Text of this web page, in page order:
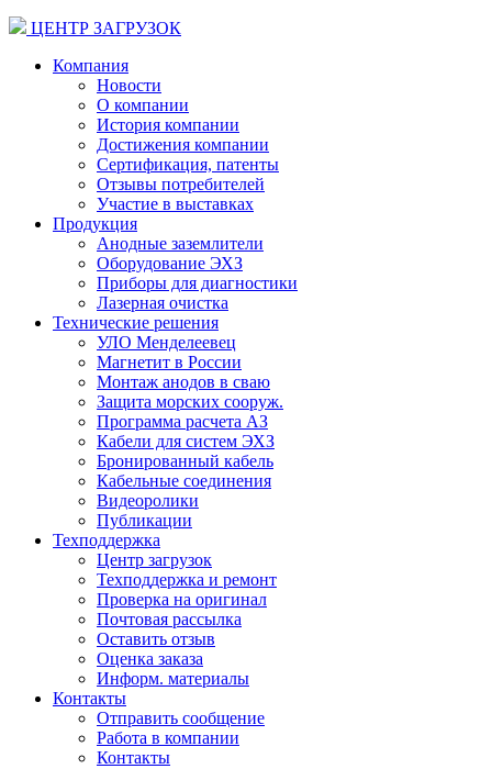
ЦЕНТР ЗАГРУЗОК
Компания
Новости
О компании
История компании
Достижения компании
Сертификация, патенты
Отзывы потребителей
Участие в выставках
Продукция
Анодные заземлители
Оборудование ЭХЗ
Приборы для диагностики
Лазерная очистка
Технические решения
УЛО Менделеевец
Магнетит в России
Монтаж анодов в сваю
Защита морских сооруж.
Программа расчета АЗ
Кабели для систем ЭХЗ
Бронированный кабель
Кабельные соединения
Видеоролики
Публикации
Техподдержка
Центр загрузок
Техподдержка и ремонт
Проверка на оригинал
Почтовая рассылка
Оставить отзыв
Оценка заказа
Информ. материалы
Контакты
Отправить сообщение
Работа в компании
Контакты